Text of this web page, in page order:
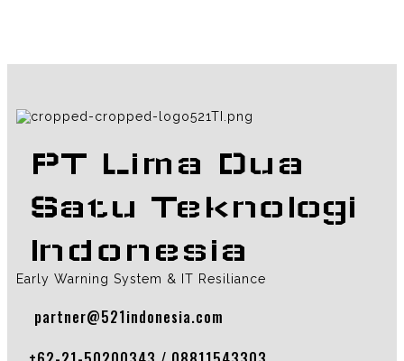
PT Lima Dua
Satu Teknologi
Indonesia
Early Warning System & IT Resiliance
partner@521indonesia.com